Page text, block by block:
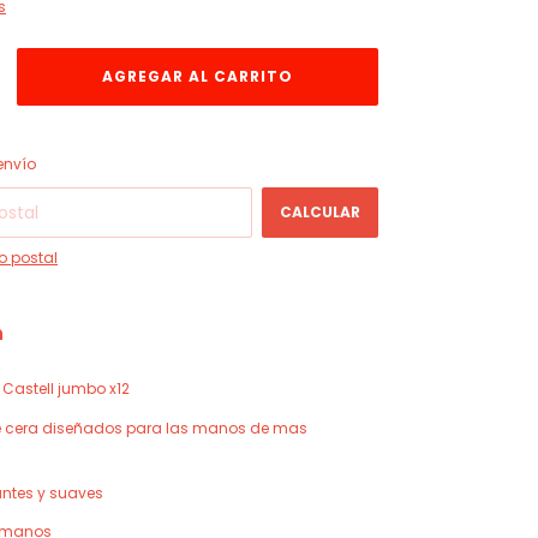
CALCULAR
postal
jumbo x12
cera diseñados para las manos de mas
y suaves